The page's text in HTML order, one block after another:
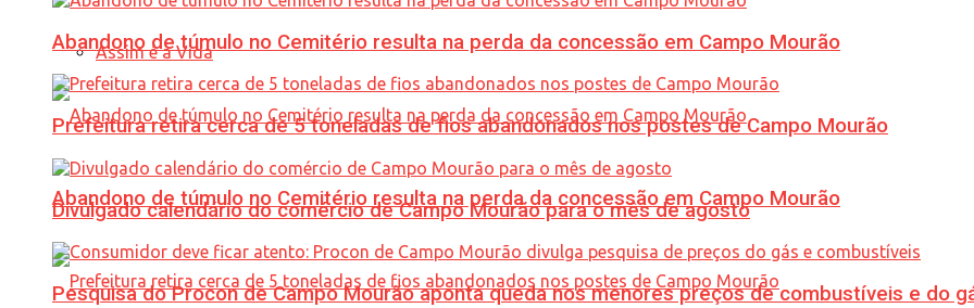
Assim é a Vida
Abandono de túmulo no Cemitério resulta na perda da concessão em Campo Mourão
Abandono de túmulo no Cemitério resulta na perda da concessão em Campo Mourão
Prefeitura retira cerca de 5 toneladas de fios abandonados nos postes de Campo Mourão
Divulgado calendário do comércio de Campo Mourão para o mês de agosto
Pesquisa do Procon de Campo Mourão aponta queda nos menores preços de combustíveis e do